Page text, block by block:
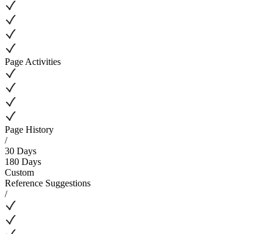
Page Activities
Page History
/
30 Days
180 Days
Custom
Reference Suggestions
/